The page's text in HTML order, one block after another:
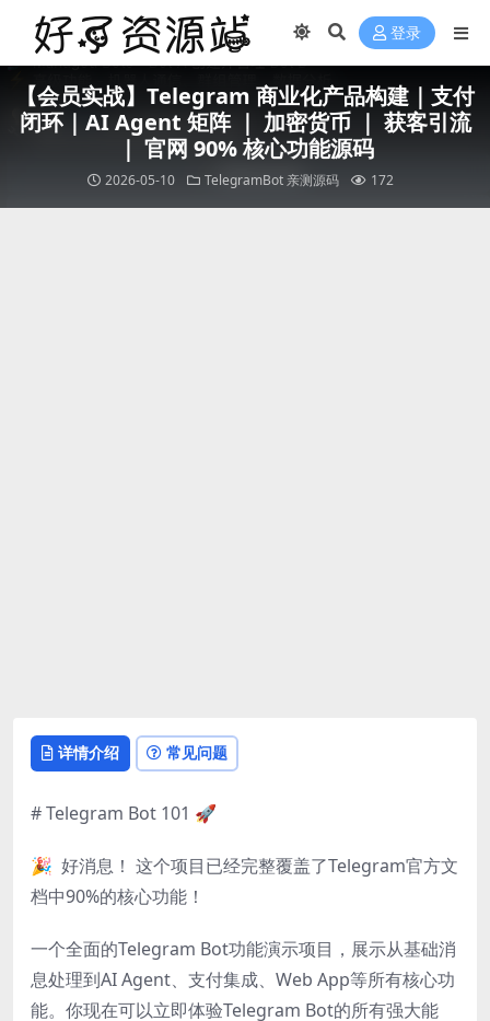
登录
【会员实战】Telegram 商业化产品构建｜支付
闭环｜AI Agent 矩阵 ｜ 加密货币 ｜ 获客引流
｜ 官网 90% 核心功能源码
2026-05-10 TelegramBot亲测源码 172
详情介绍 常见问题
# Telegram Bot 101 🚀
🎉 好消息！ 这个项目已经完整覆盖了Telegram官方文
档中90%的核心功能！
一个全面的Telegram Bot功能演示项目，展示从基础消
息处理到AI Agent、支付集成、Web App等所有核心功
能。你现在可以立即体验Telegram Bot的所有强大能